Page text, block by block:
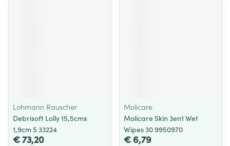
Lohmann Rauscher
Debrisoft Lolly 15,5cmx
1,9cm 5 33224
€ 73,20
Molicare
Molicare Skin 3en1 Wet
Wipes 30 9950970
€ 6,79